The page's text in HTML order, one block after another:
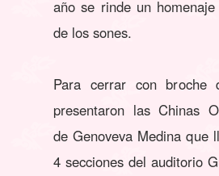
año se rinde un
de los sones.
Para cerrar con broche
presentaron las Chinas
de Genoveva Medina que
4 secciones del auditorio